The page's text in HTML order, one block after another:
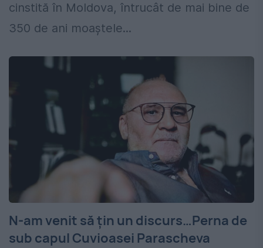
cinstită în Moldova, întrucât de mai bine de
350 de ani moaștele...
N-am venit să țin un discurs…Perna de
sub capul Cuvioasei Parascheva